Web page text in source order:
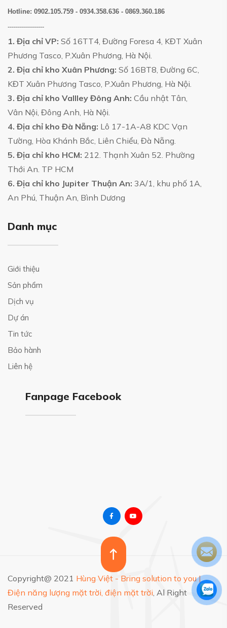
Hotline: 0902.105.759 - 0934.358.636 - 0869.360.186
------------------
1. Địa chỉ VP: Số 16TT4, Đường Foresa 4, KĐT Xuân
Phương Tasco, P.Xuân Phương, Hà Nội.
2. Địa chỉ kho Xuân Phương: Số 16BT8, Đường 6C,
KĐT Xuân Phương Tasco, P.Xuân Phương, Hà Nội.
3. Địa chỉ kho Vallley Đông Anh: Cầu nhật Tân,
Vân Nội, Đông Anh, Hà Nội.
4. Địa chỉ kho Đà Nẵng: Lô 17-1A-A8 KDC Vạn
Tường, Hòa Khánh Bắc, Liên Chiểu, Đà Nẵng.
5. Địa chỉ kho HCM: 212. Thạnh Xuân 52. Phường
Thới An. TP HCM
6. Địa chỉ kho Jupiter Thuận An: 3A/1, khu phố 1A,
An Phú, Thuận An, Bình Dương
Danh mục
Giới thiệu
Sản phẩm
Dịch vụ
Dự án
Tin tức
Bảo hành
Liên hệ
Fanpage Facebook
Copyright@ 2021 Hùng Việt - Bring solution to you |
Điện năng lượng mặt trời, điện mặt trời, Al Right
Reserved